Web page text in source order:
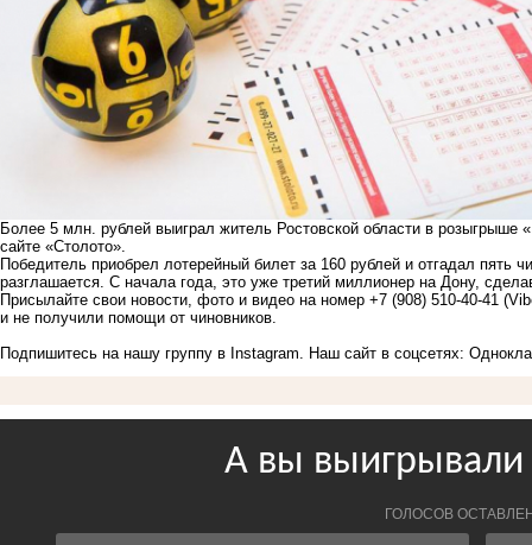
Более 5 млн. рублей выиграл житель Ростовской области в
сайте «Столото».
Победитель приобрел лотерейный билет за 160 рублей и отгадал пять
разглашается. С начала года, это уже третий миллионер на Дону,
Присылайте свои новости, фото и видео на номер +7 (908) 510-40-41
и не получили помощи от чиновников.
Подпишитесь на нашу группу в Instagram. Наш сайт в соцсетях: